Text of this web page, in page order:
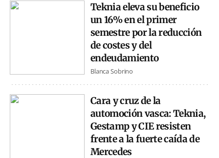
Teknia eleva su beneficio
un 16% en el primer
semestre por la reducción
de costes y del
endeudamiento
Blanca Sobrino
Cara y cruz de la
automoción vasca: Teknia,
Gestamp y CIE resisten
frente a la fuerte caída de
Mercedes